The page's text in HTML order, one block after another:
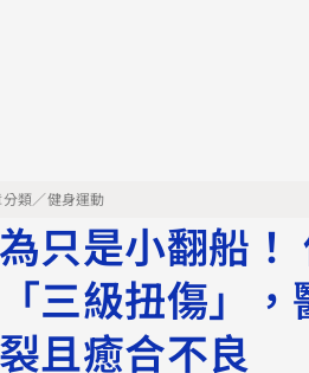
類／健身運動
只是小翻船！
三級扭傷」
且癒合不良